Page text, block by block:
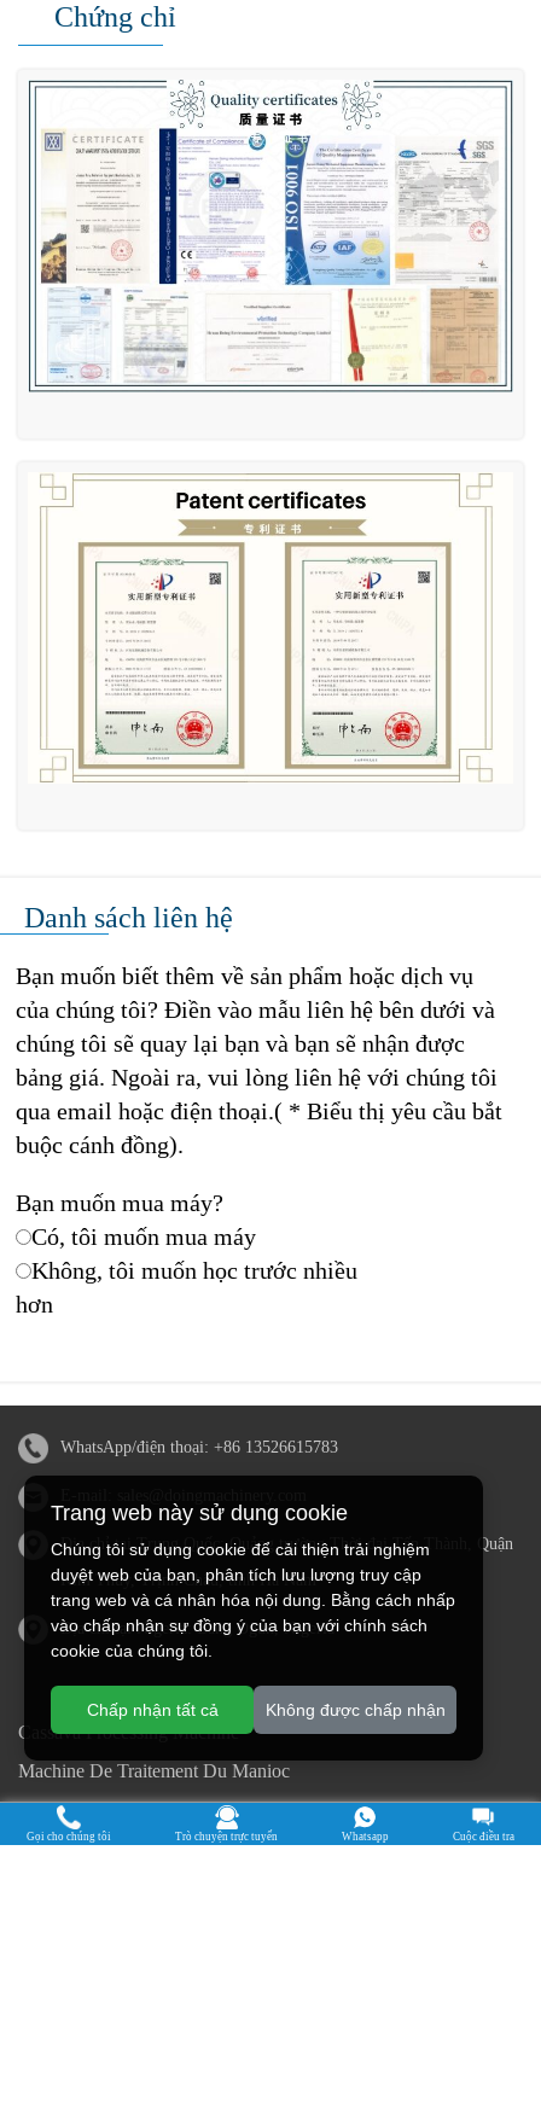
Chứng chỉ
Danh sách liên hệ
Bạn muốn biết thêm về sản phẩm hoặc dịch vụ
của chúng tôi? Điền vào mẫu liên hệ bên dưới và
chúng tôi sẽ quay lại bạn và bạn sẽ nhận được
bảng giá. Ngoài ra, vui lòng liên hệ với chúng tôi
qua email hoặc điện thoại.( * Biểu thị yêu cầu bắt
buộc cánh đồng).
Bạn muốn mua máy?
Có, tôi muốn mua máy
Không, tôi muốn học trước nhiều
hơn
WhatsApp/điện thoại: +86 13526615783
Địa chỉ tại Trung Quốc: Quảng trường Thời đại Tấn Thành, Quận
Kim Thủy, Trịnh Châu, tỉnh Hà Nam
Địa chỉ tại Nigeria: Bang Ogun, Nigeria
Cassava Processing Machine
Machine De Traitement Du Manioc
Máquina de procesamiento de yuca
Máy chế biến sắn
Trang web này sử dụng cookie
Chúng tôi sử dụng cookie để cải thiện trải nghiệm
duyệt web của bạn, phân tích lưu lượng truy cập
trang web và cá nhân hóa nội dung. Bằng cách nhấp
vào chấp nhận sự đồng ý của bạn với chính sách
cookie của chúng tôi.
Chấp nhận tất cả Không được chấp nhận
Gọi cho chúng tôi Trò chuyện trực tuyến Whatsapp Cuộc điều tra